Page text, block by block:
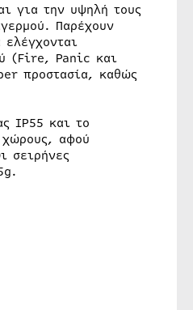
για την υψηλή τους
Παρέχουν
(Fire, Panic και
προστασία, καθώς
IP55 και το
χώρους, αφού
σειρήνες